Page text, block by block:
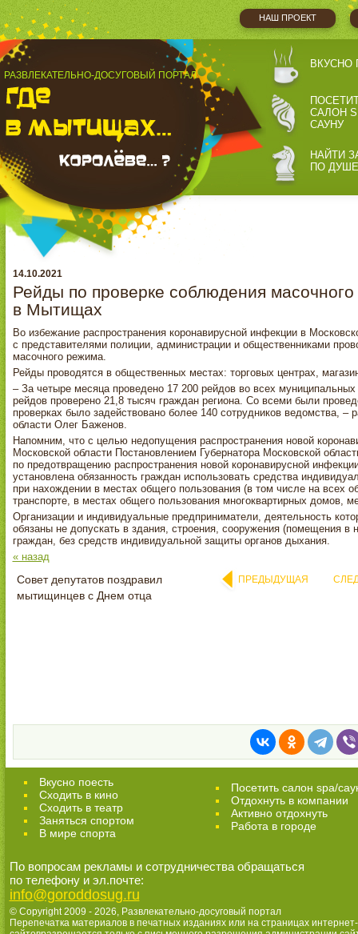
НАШ ПРОЕКТ
РАЗВЛЕКАТЕЛЬНО-ДОСУГОВЫЙ ПОРТАЛ
ВКУСНО
САЛОН
САУНУ
НАЙТИ
ПО ДУШЕ
14.10.2021
Рейды по проверке соблюдения
в Мытищах
Во избежание распространения коронавирусной инфекции в
с представителями полиции, администрации и общественниками
масочного режима.
Рейды проводятся в общественных местах: торговых центрах,
– За четыре месяца проведено 17 200 рейдов во всех
рейдов проверено 21,8 тысяч граждан региона. Со всеми были
проверках было задействовано более 140 сотрудников ведомства, –
области Олег Баженов.
Напомним, что с целью недопущения распространения новой
Московской области Постановлением Губернатора Московской
по предотвращению распространения новой коронавирусной
установлена обязанность граждан использовать средства
при нахождении в местах общего пользования (в том числе на всех
транспорте, в местах общего пользования многоквартирных домов,
Организации и индивидуальные предприниматели, деятельность
обязаны не допускать в здания, строения, сооружения (помещения в
граждан, без средств индивидуальной защиты органов дыхания.
« назад
Совет депутатов поздравил
мытищинцев с Днем отца
ПРЕДЫДУЩАЯ
Вкусно поесть
Сходить в кино
Cходить в театр
Заняться спортом
В мире спорта
Посетить салон spa/
Отдохнуть в компании
Активно отдохнуть
Работа в городе
По вопросам рекламы и сотрудничества обращаться
по телефону и эл.почте:
info@goroddosug.ru
© Copyright 2009 - 2026, Развлекательно-досуговый портал
Перепечатка материалов в печатных изданиях или на страницах интернет-